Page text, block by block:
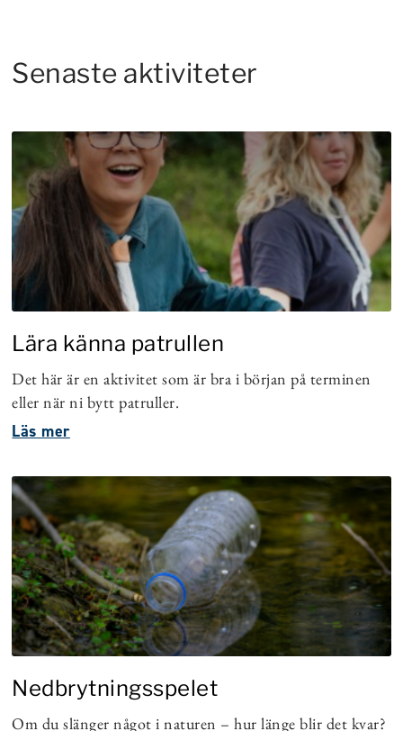
Senaste aktiviteter
Lära känna patrullen
Det här är en aktivitet som är bra i början på terminen
eller när ni bytt patruller.
Läs mer
Nedbrytningsspelet
Om du slänger något i naturen – hur länge blir det kvar?